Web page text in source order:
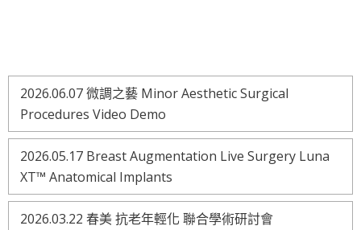
2026.06.07 微調之藝 Minor Aesthetic Surgical
Procedures Video Demo
2026.05.17 Breast Augmentation Live Surgery Luna
XT™ Anatomical Implants
2026.03.22 春美 抗老年輕化 聯合學術研討會